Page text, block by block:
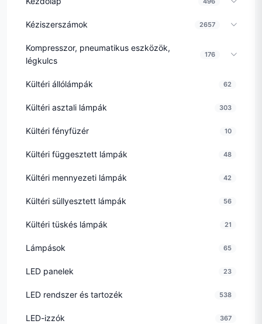
Kéziszerszámok 2657
Kompresszor, pneumatikus eszközök,
légkulcs
176
Kültéri állólámpák 62
Kültéri asztali lámpák 303
Kültéri fényfüzér 10
Kültéri függesztett lámpák 48
Kültéri mennyezeti lámpák 42
Kültéri süllyesztett lámpák 56
Kültéri tüskés lámpák 21
Lámpások 65
LED panelek 23
LED rendszer és tartozék 538
LED-izzók 367